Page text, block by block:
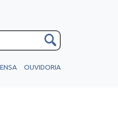
OUVIDORIA